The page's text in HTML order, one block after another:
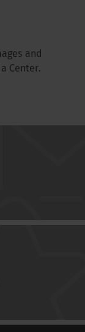
and
Center.